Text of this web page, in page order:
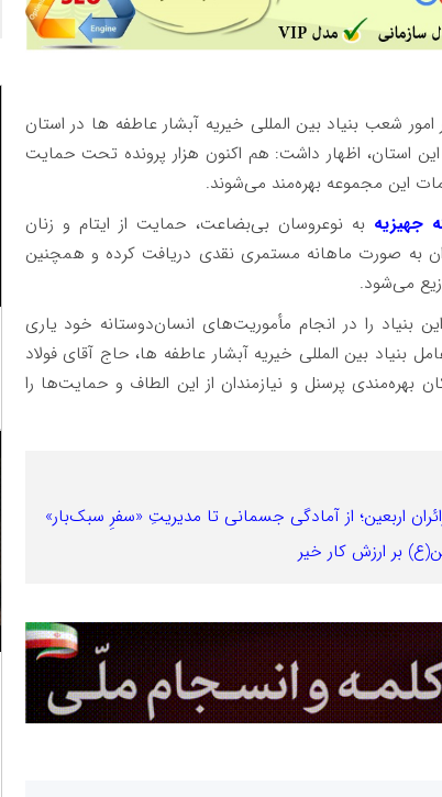
شعب بنیاد بین المللی خیریه آبشار عاطفه ها در استان
با اشاره به آغاز فعالیت این بنیاد از سال 1391 در این استان، اظهار داشت: هم اکنون هزار پرونده تحت حمایت
این مجموعه بهره‌مند می‌شوند.
جهیزیه به نوعروسان بی‌بضاعت، حمایت از ایتام و زنان
به صورت ماهانه مستمری نقدی دریافت کرده و همچنین
می‌شود.
بنیاد را در انجام مأموریت‌های انسان‌دوستانه خود یاری
بنیاد بین المللی خیریه آبشار عاطفه ها، حاج آقای فولاد
پرسنل و نیازمندان از این الطاف و حمایت‌ها را
اربعین؛ از آمادگی جسمانی تا مدیریتِ «سفرِ سبک‌بار»
بر ارزش کار خیر